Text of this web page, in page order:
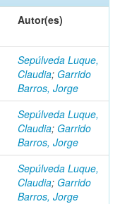
Autor(es)
Sepúlveda Luque,
Claudia; Garrido
Barros, Jorge
Sepúlveda Luque,
Claudia; Garrido
Barros, Jorge
Sepúlveda Luque,
Claudia; Garrido
Barros, Jorge